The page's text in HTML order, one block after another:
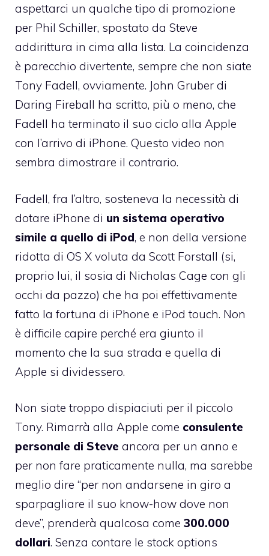
aspettarci un qualche tipo di promozione
per Phil Schiller, spostato da Steve
addirittura in cima alla lista. La coincidenza
è parecchio divertente, sempre che non siate
Tony Fadell, ovviamente. John Gruber di
Daring Fireball ha scritto, più o meno, che
Fadell ha terminato il suo ciclo alla Apple
con l’arrivo di iPhone. Questo video non
sembra dimostrare il contrario.
Fadell, fra l’altro, sosteneva la necessità di
dotare iPhone di un sistema operativo
simile a quello di iPod, e non della versione
ridotta di OS X voluta da Scott Forstall (si,
proprio lui, il sosia di Nicholas Cage con gli
occhi da pazzo) che ha poi effettivamente
fatto la fortuna di iPhone e iPod touch. Non
è difficile capire perché era giunto il
momento che la sua strada e quella di
Apple si dividessero.
Non siate troppo dispiaciuti per il piccolo
Tony. Rimarrà alla Apple come consulente
personale di Steve ancora per un anno e
per non fare praticamente nulla, ma sarebbe
meglio dire “per non andarsene in giro a
sparpagliare il suo know-how dove non
deve”, prenderà qualcosa come 300.000
dollari. Senza contare le stock options